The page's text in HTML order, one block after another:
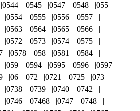
0544 0545 0547 0548
055
0554 0555 0556
0557
0563 0564 0565
0566
0572 0573 0574
0575
0578 058 0581
0584
059 0594 0595 0596
0597
06 072 0721 0725
073
0738 0739 0740
0742
0746 07468 0747
0748